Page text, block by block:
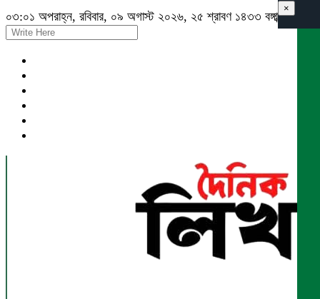
০৩:০১ অপরাহ্ন, রবিবার, ০৯ অগাস্ট ২০২৬, ২৫ শ্রাবণ ১৪৩৩ বঙ্গাব্দ
×